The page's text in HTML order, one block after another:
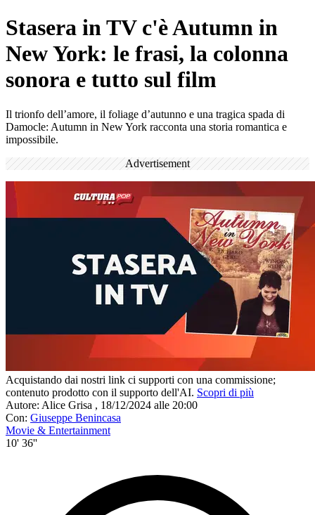
Stasera in TV c'è Autumn in
New York: le frasi, la colonna
sonora e tutto sul film
Il trionfo dell’amore, il foliage d’autunno e una tragica spada di
Damocle: Autumn in New York racconta una storia romantica e
impossibile.
Advertisement
Acquistando dai nostri link ci supporti con una commissione;
contenuto prodotto con il supporto dell'AI. Scopri di più
Autore: Alice Grisa , 18/12/2024 alle 20:00
Con: Giuseppe Benincasa
Movie & Entertainment
10' 36''